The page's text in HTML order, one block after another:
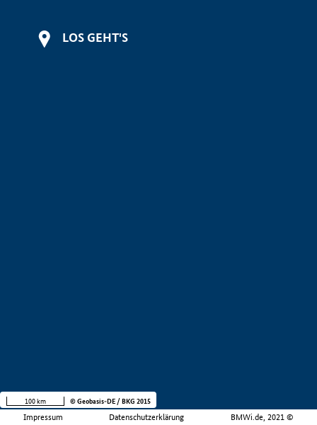
LOS GEHT'S
Impressum Datenschutzerklärung BMWi.de, 2021 ©
100 km © Geobasis-DE / BKG 2015